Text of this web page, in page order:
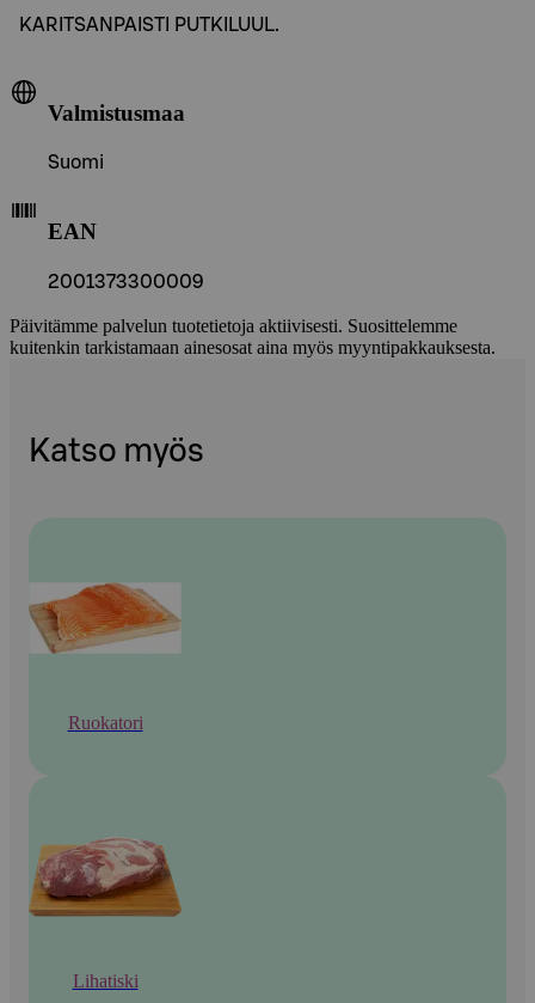
KARITSANPAISTI PUTKILUUL.
Valmistusmaa
Suomi
EAN
2001373300009
Päivitämme palvelun tuotetietoja aktiivisesti. Suosittelemme
kuitenkin tarkistamaan ainesosat aina myös myyntipakkauksesta.
Katso myös
Ruokatori
Lihatiski